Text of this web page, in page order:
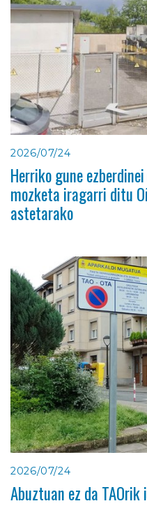
2026/07/24
Herriko gune
mozketa iragarri ditu
astetarako
2026/07/24
Abuztuan ez da TAOrik